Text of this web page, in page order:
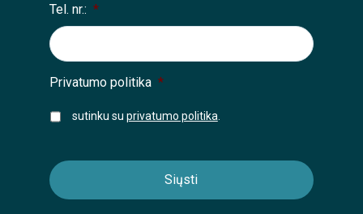
Tel. nr.: *
Privatumo politika *
sutinku su privatumo politika